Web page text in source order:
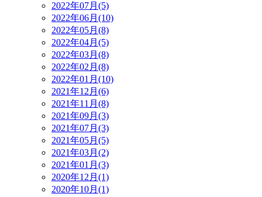
2022年07月(5)
2022年06月(10)
2022年05月(8)
2022年04月(5)
2022年03月(8)
2022年02月(8)
2022年01月(10)
2021年12月(6)
2021年11月(8)
2021年09月(3)
2021年07月(3)
2021年05月(5)
2021年03月(2)
2021年01月(3)
2020年12月(1)
2020年10月(1)